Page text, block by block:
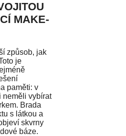
MAKE-
způsob, jak
je
paměti: v
neměli vybírat
Brada
s látkou a
skvrny
báze.